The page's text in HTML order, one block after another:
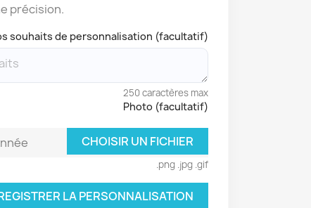
précision.
souhaits de personnalisation (facultatif)
250 caractères max
Photo (facultatif)
CHOISIR UN FICHIER
.png .jpg .gif
LA PERSONNALISATION